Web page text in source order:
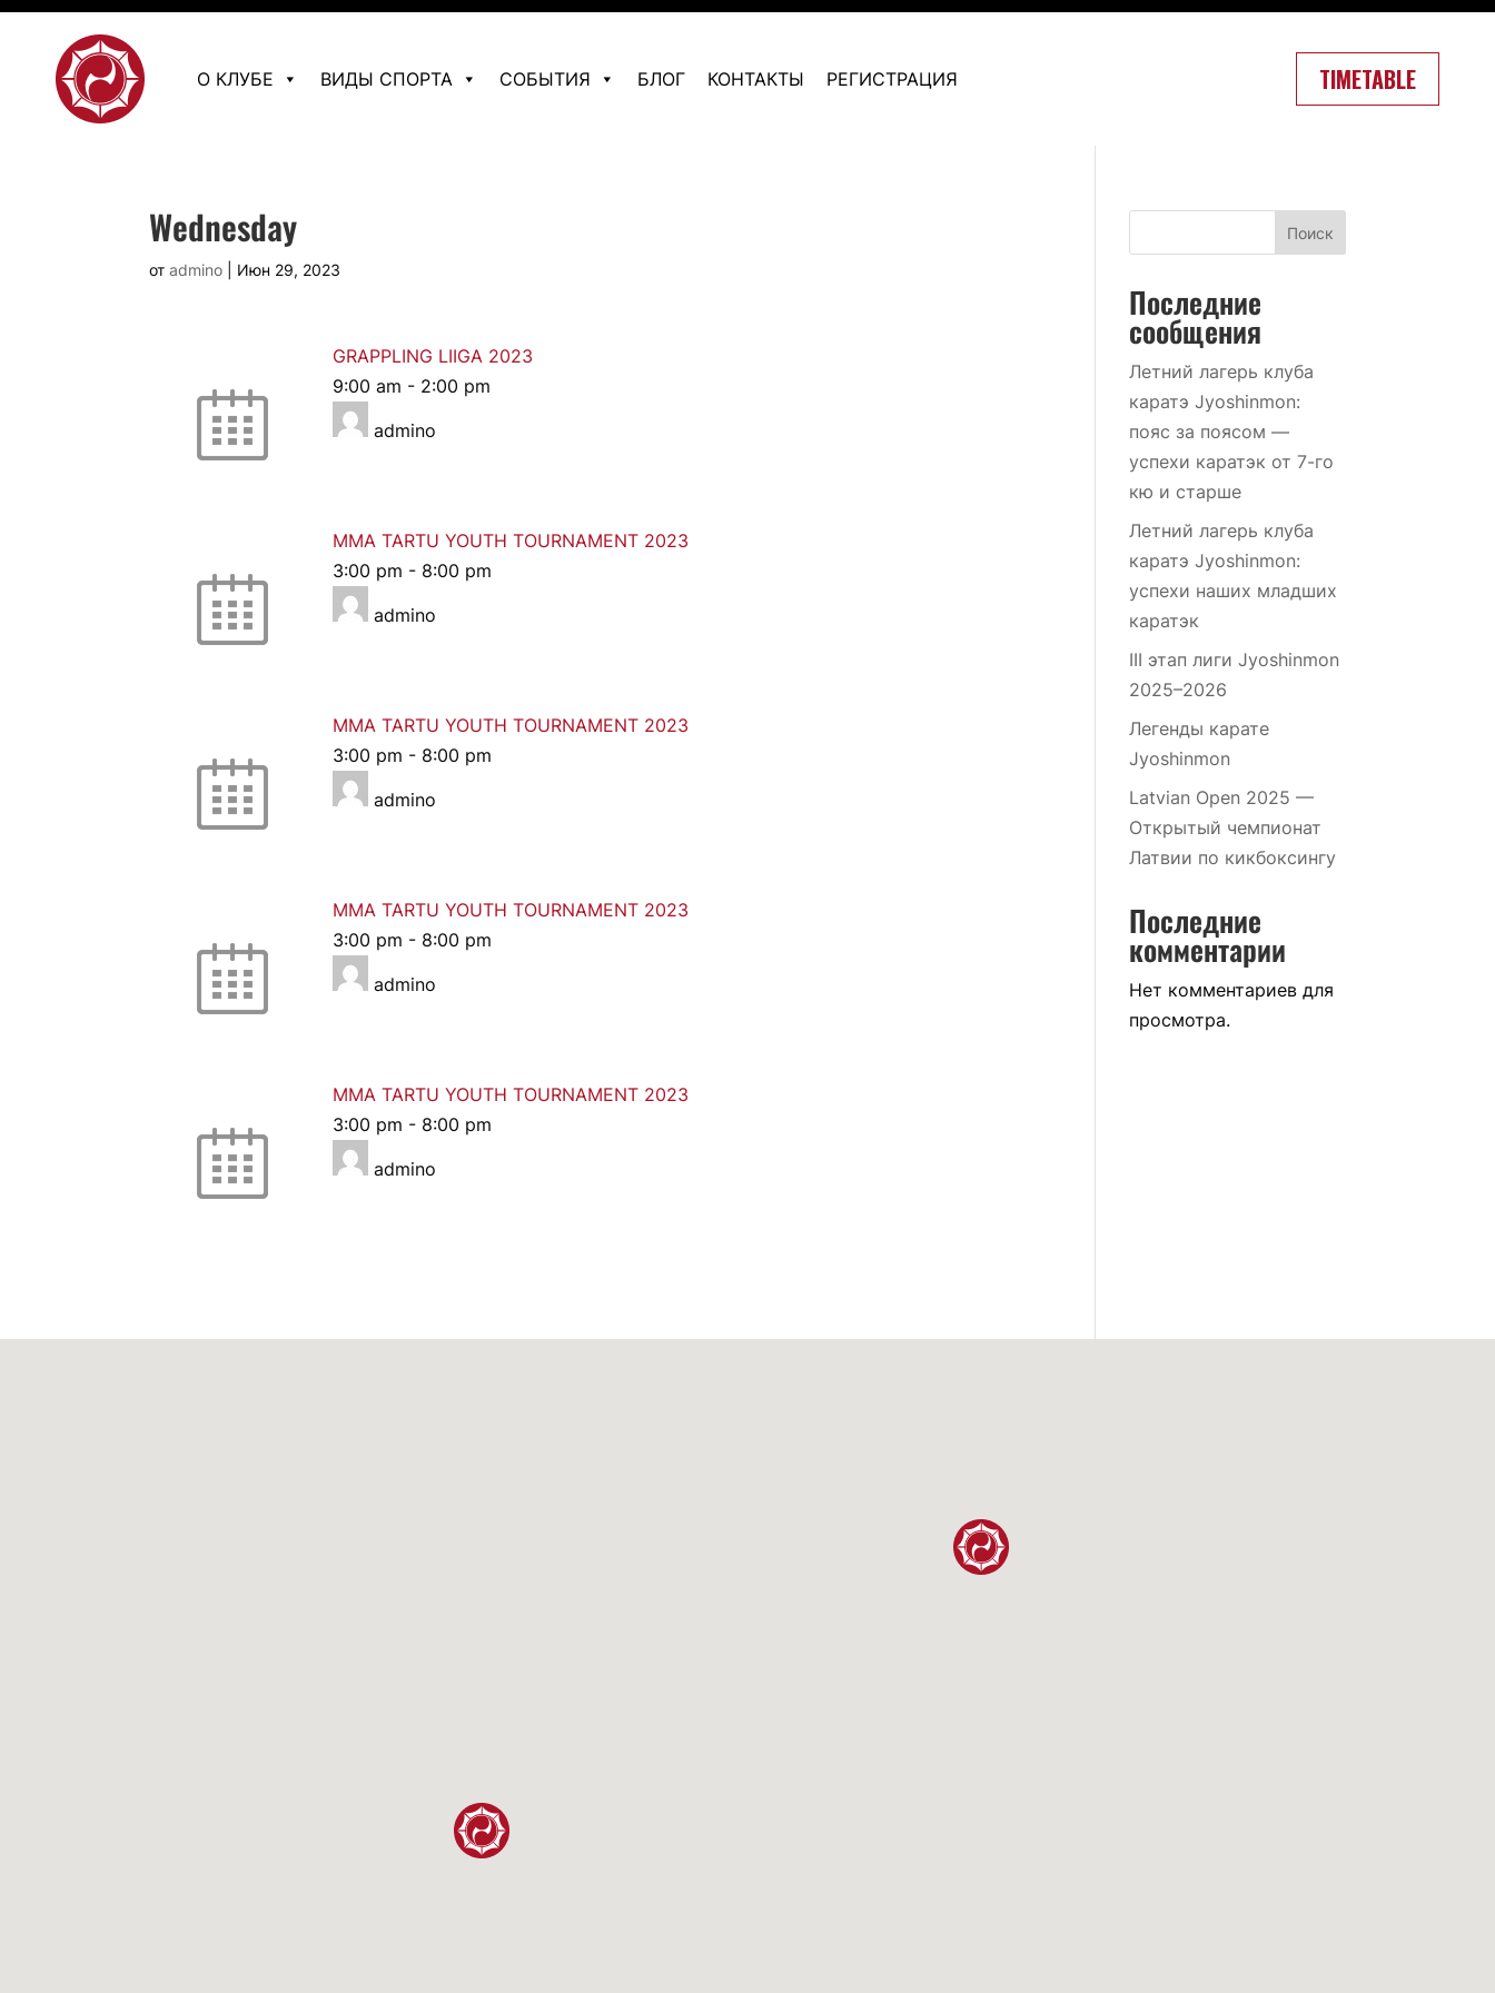
О КЛУБЕ ВИДЫ СПОРТА СОБЫТИЯ БЛОГ КОНТАКТЫ РЕГИСТРАЦИЯ TIMETABLE
Wednesday
отadmino Июн 29, 2023
GRAPPLING LIIGA 2023
9:00 am - 2:00 pm
admino
MMA TARTU YOUTH TOURNAMENT 2023
3:00 pm - 8:00 pm
admino
MMA TARTU YOUTH TOURNAMENT 2023
3:00 pm - 8:00 pm
admino
MMA TARTU YOUTH TOURNAMENT 2023
3:00 pm - 8:00 pm
admino
MMA TARTU YOUTH TOURNAMENT 2023
3:00 pm - 8:00 pm
admino
Поиск
Последние
сообщения
Летний лагерь клуба
каратэ Jyoshinmon:
пояс за поясом —
успехи каратэк от 7-го
кю и старше
Летний лагерь клуба
каратэ Jyoshinmon:
успехи наших младших
каратэк
III этап лиги Jyoshinmon
2025–2026
Легенды карате
Jyoshinmon
Latvian Open 2025 —
Открытый чемпионат
Латвии по кикбоксингу
Последние
комментарии
Нет комментариев для
просмотра.